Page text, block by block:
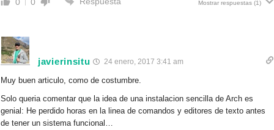
0 0 Mostrar respuestas (1)
javierinsitu 24 enero, 2017 3:41 am
Muy buen articulo, como de costumbre.
Solo queria comentar que la idea de una instalacion sencilla de Arch es
genial: He perdido horas en la linea de comandos y editores de texto antes
de tener un sistema funcional…